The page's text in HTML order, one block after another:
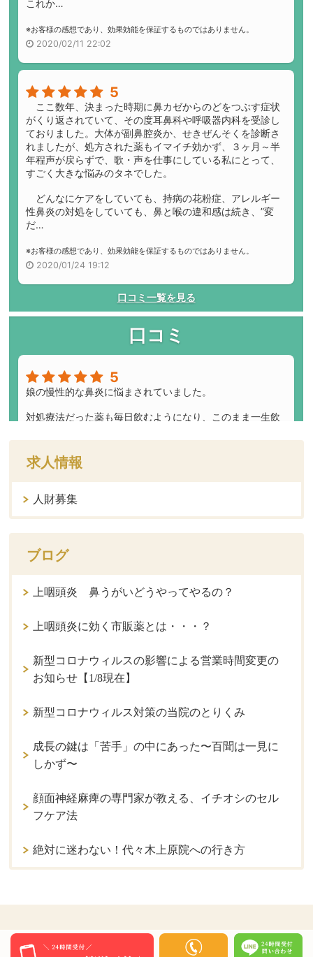
求人情報
人財募集
ブログ
上咽頭炎 鼻うがいどうやってやるの？
上咽頭炎に効く市販薬とは・・・？
新型コロナウィルスの影響による営業時間変更の
お知らせ【1/8現在】
新型コロナウィルス対策の当院のとりくみ
成長の鍵は「苦手」の中にあった〜百聞は一見に
しかず〜
顔面神経麻痺の専門家が教える、イチオシのセル
フケア法
絶対に迷わない！代々木上原院への行き方